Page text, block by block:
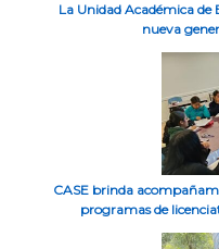
La Unidad Académica
nueva
CASE brinda
programas de